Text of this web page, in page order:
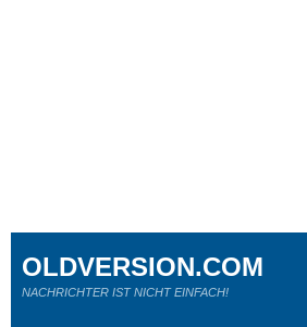
OLDVERSION.COM
NACHRICHTER IST NICHT EINFACH!